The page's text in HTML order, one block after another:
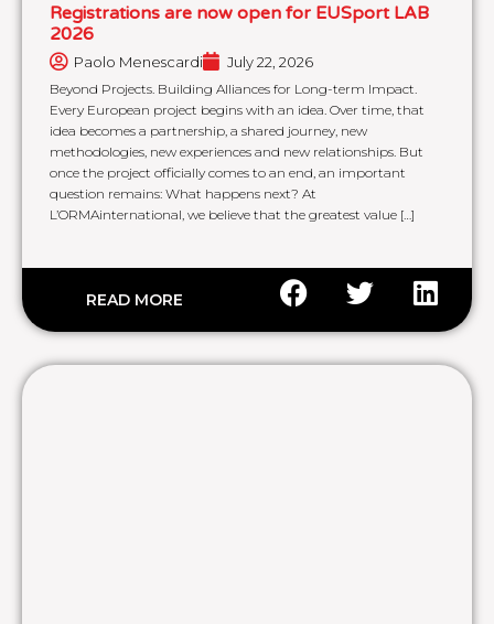
Registrations are now open for EUSport LAB
2026
Paolo Menescardi July 22, 2026
Beyond Projects. Building Alliances for Long-term Impact.
Every European project begins with an idea. Over time, that
idea becomes a partnership, a shared journey, new
methodologies, new experiences and new relationships. But
once the project officially comes to an end, an important
question remains: What happens next? At
L’ORMAinternational, we believe that the greatest value […]
READ MORE